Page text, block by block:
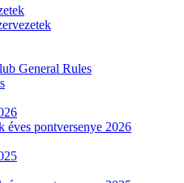
General Rules
éves pontversenye 2026